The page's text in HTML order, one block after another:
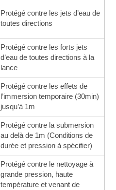
Protégé contre les jets d’eau de
toutes directions
Protégé contre les forts jets
d’eau de toutes directions à la
lance
Protégé contre les effets de
l’immersion temporaire (30min)
jusqu’à 1m
Protégé contre la submersion
au delà de 1m (Conditions de
durée et pression à spécifier)
Protégé contre le nettoyage à
grande pression, haute
température et venant de